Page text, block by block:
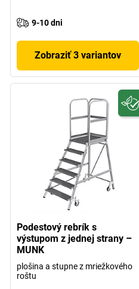
9-10 dni
Zobraziť 3 variantov
Podestový rebrík s
výstupom z jednej strany –
MUNK
plošina a stupne z mriežkového
roštu